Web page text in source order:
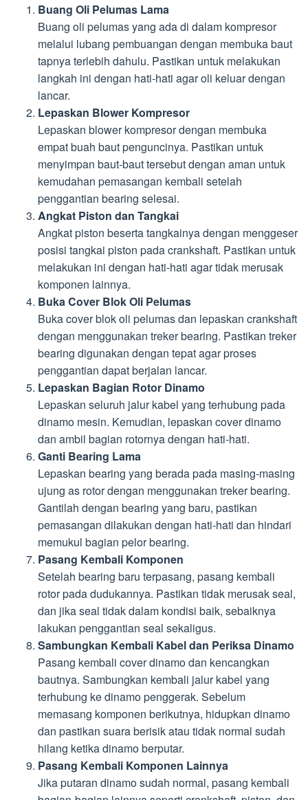
Buang Oli Pelumas Lama
Buang oli pelumas yang ada di dalam kompresor
melalui lubang pembuangan dengan membuka baut
tapnya terlebih dahulu. Pastikan untuk melakukan
langkah ini dengan hati-hati agar oli keluar dengan
lancar.
Lepaskan Blower Kompresor
Lepaskan blower kompresor dengan membuka
empat buah baut penguncinya. Pastikan untuk
menyimpan baut-baut tersebut dengan aman untuk
kemudahan pemasangan kembali setelah
penggantian bearing selesai.
Angkat Piston dan Tangkai
Angkat piston beserta tangkainya dengan menggeser
posisi tangkai piston pada crankshaft. Pastikan untuk
melakukan ini dengan hati-hati agar tidak merusak
komponen lainnya.
Buka Cover Blok Oli Pelumas
Buka cover blok oli pelumas dan lepaskan crankshaft
dengan menggunakan treker bearing. Pastikan treker
bearing digunakan dengan tepat agar proses
penggantian dapat berjalan lancar.
Lepaskan Bagian Rotor Dinamo
Lepaskan seluruh jalur kabel yang terhubung pada
dinamo mesin. Kemudian, lepaskan cover dinamo
dan ambil bagian rotornya dengan hati-hati.
Ganti Bearing Lama
Lepaskan bearing yang berada pada masing-masing
ujung as rotor dengan menggunakan treker bearing.
Gantilah dengan bearing yang baru, pastikan
pemasangan dilakukan dengan hati-hati dan hindari
memukul bagian pelor bearing.
Pasang Kembali Komponen
Setelah bearing baru terpasang, pasang kembali
rotor pada dudukannya. Pastikan tidak merusak seal,
dan jika seal tidak dalam kondisi baik, sebaiknya
lakukan penggantian seal sekaligus.
Sambungkan Kembali Kabel dan Periksa Dinamo
Pasang kembali cover dinamo dan kencangkan
bautnya. Sambungkan kembali jalur kabel yang
terhubung ke dinamo penggerak. Sebelum
memasang komponen berikutnya, hidupkan dinamo
dan pastikan suara berisik atau tidak normal sudah
hilang ketika dinamo berputar.
Pasang Kembali Komponen Lainnya
Jika putaran dinamo sudah normal, pasang kembali